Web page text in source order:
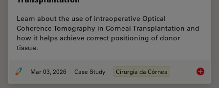
Learn about the use of intraoperative Optical
Coherence Tomography in Corneal Transplantation and
how it helps achieve correct positioning of donor
tissue.
Mar 03, 2026 Case Study Cirurgia da Córnea